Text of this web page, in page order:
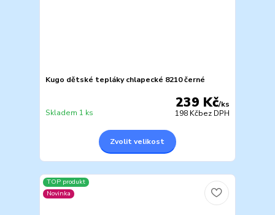
Kugo dětské tepláky chlapecké 8210 černé
239 Kč/ks
198 Kčbez DPH
Skladem 1 ks
Zvolit velikost
TOP produkt
Novinka